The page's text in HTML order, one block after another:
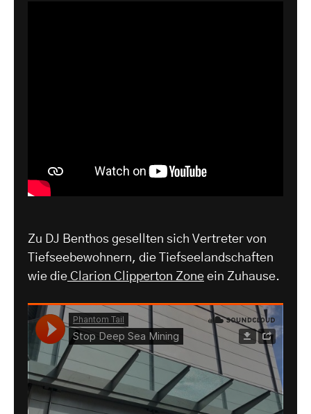
Zu DJ Benthos gesellten sich Vertreter von
Tiefseebewohnern, die Tiefseelandschaften
wie die Clarion Clipperton Zone ein Zuhause.